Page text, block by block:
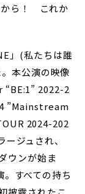
から！ これか
」(私たちは誰
本公演の映像
2022-2
”Mainstream
2024-202
ジュされ、
ウンが始ま
すべての持ち